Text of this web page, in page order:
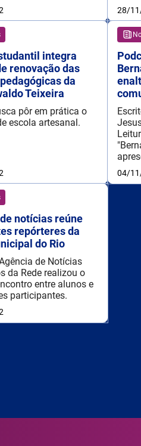
28/
integra
renovação das
da
Teixeira
pôr em prática o
escola artesanal.
04/
notícias reúne
repórteres da
do Rio
de Notícias
da Rede realizou o
entre alunos e
participantes.